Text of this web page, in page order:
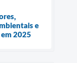
e
2025